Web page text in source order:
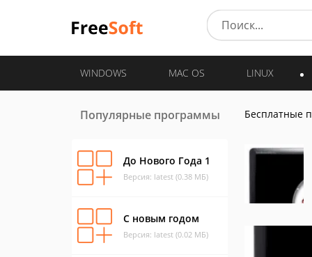
WINDOWS MAC OS LINUX
Популярные программы
До Нового Года 1
Версия: latest (0.38 МБ)
С новым годом
Версия: latest (0.02 МБ)
Бесплатные